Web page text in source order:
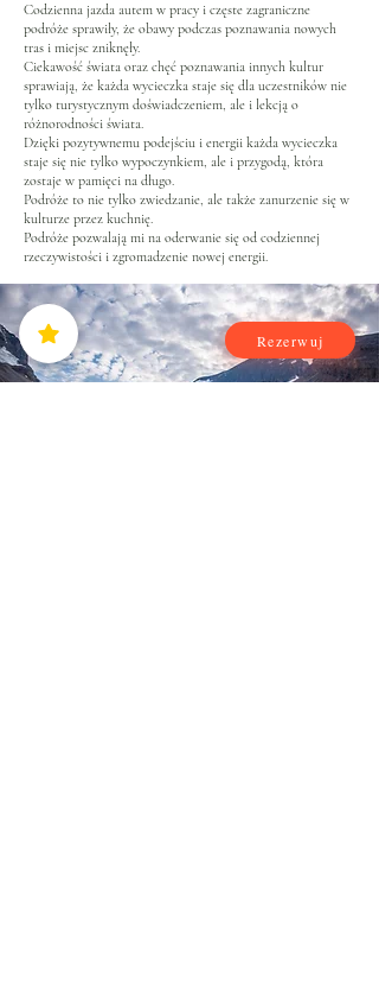
Rezerwuj
Codzienna jazda autem w pracy i częste zagraniczne
podróże sprawiły, że obawy podczas poznawania nowych
tras i miejsc zniknęły.
Ciekawość świata oraz chęć poznawania innych kultur
sprawiają, że każda wycieczka staje się dla uczestników nie
tylko turystycznym doświadczeniem, ale i lekcją o
różnorodności świata.
Dzięki pozytywnemu podejściu i energii każda wycieczka
staje się nie tylko wypoczynkiem, ale i przygodą, która
zostaje w pamięci na długo.
Podróże to nie tylko zwiedzanie, ale także zanurzenie się w
kulturze przez kuchnię.
Podróże pozwalają mi na oderwanie się od codziennej
rzeczywistości i zgromadzenie nowej energii.